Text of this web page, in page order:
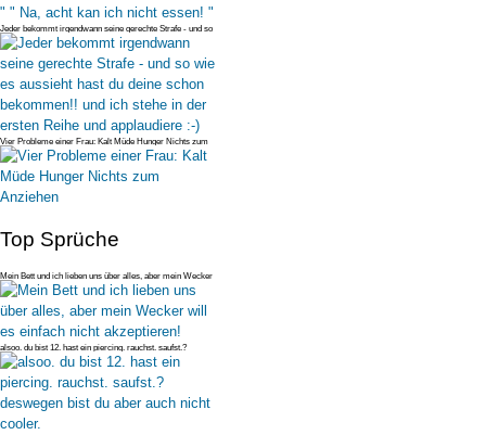
Jeder bekommt irgendwann seine gerechte Strafe - und so
wie es aussieht
Vier Probleme einer Frau: Kalt Müde Hunger Nichts zum
Anziehen
Top Sprüche
Mein Bett und ich lieben uns über alles, aber mein Wecker
will es einfac
alsoo. du bist 12. hast ein piercing. rauchst. saufst.?
deswegen bist du